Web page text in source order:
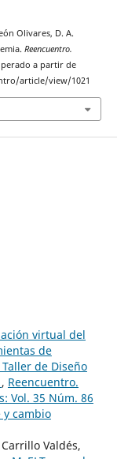
Olivares, D. A.
Reencuentro.
a partir de
article/view/1021
virtual del
de
de Diseño
, Reencuentro.
Vol. 35 Núm. 86
y cambio
Valdés,